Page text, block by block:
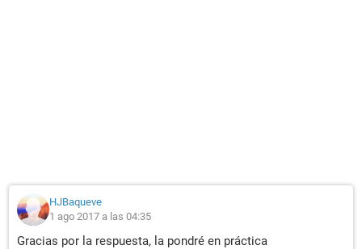
HJBaqueve
1 ago 2017 a las 04:35
Gracias por la respuesta, la pondré en práctica